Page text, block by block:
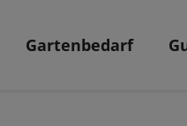
Gartenbedarf